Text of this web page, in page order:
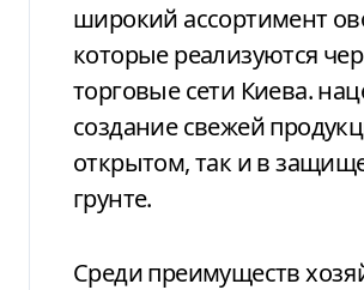
широкий ассортимент
которые реализуются
торговые сети Киева.
создание свежей
открытом, так и в
грунте.
Среди преимуществ